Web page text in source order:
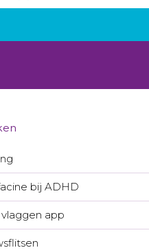
bij ADHD
app